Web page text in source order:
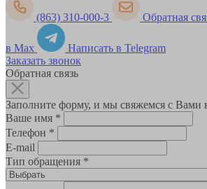
(863) 310-000-3 Обратная
в Max
Написать в Telegram
Заказать звонок
Обратная связь
Заполните форму, и мы свяжемся с Вами
Ваше имя *
Телефон *
E-mail
Тип обращения *